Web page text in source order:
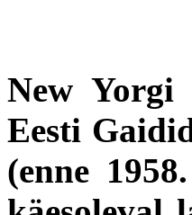
New Yorgi
Eesti
(enne